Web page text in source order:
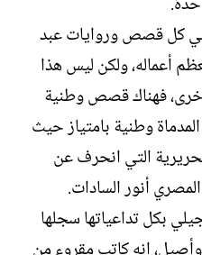
في كل قصص وروايات عبد
أعماله، ولكن ليس هذا
فهناك قصص وطنية
وطنية بامتياز حيث
التي انحرف عن
أنور السادات.‏
بكل تداعياتها سجلها